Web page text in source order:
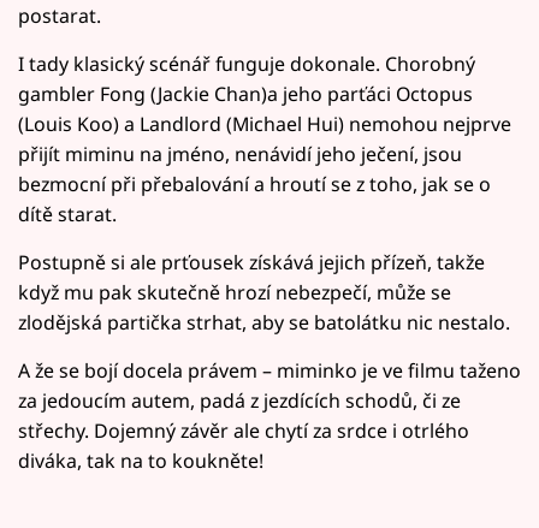
postarat.
I tady klasický scénář funguje dokonale. Chorobný
gambler Fong (Jackie Chan)a jeho parťáci Octopus
(Louis Koo) a Landlord (Michael Hui) nemohou nejprve
přijít miminu na jméno, nenávidí jeho ječení, jsou
bezmocní při přebalování a hroutí se z toho, jak se o
dítě starat.
Postupně si ale prťousek získává jejich přízeň, takže
když mu pak skutečně hrozí nebezpečí, může se
zlodějská partička strhat, aby se batolátku nic nestalo.
A že se bojí docela právem – miminko je ve filmu taženo
za jedoucím autem, padá z jezdících schodů, či ze
střechy. Dojemný závěr ale chytí za srdce i otrlého
diváka, tak na to koukněte!